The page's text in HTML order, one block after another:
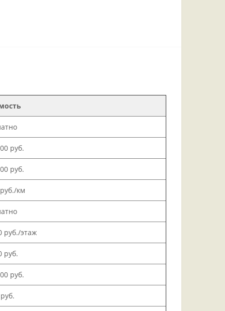
руб.
руб.
км
руб./этаж
руб.
руб.